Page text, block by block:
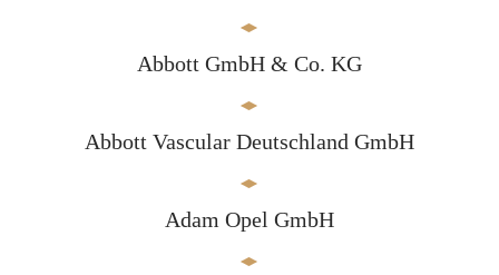
Abbott GmbH & Co. KG
Abbott Vascular Deutschland GmbH
Adam Opel GmbH